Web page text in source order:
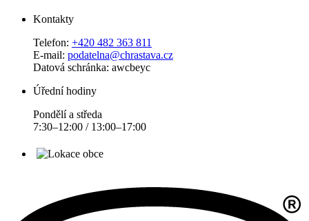
Kontakty
Telefon: +420 482 363 811
E-mail: podatelna@chrastava.cz
Datová schránka: awcbeyc
Úřední hodiny
Pondělí a středa
7:30–12:00 / 13:00–17:00